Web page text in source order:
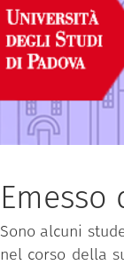
Sono alcuni
nel corso della